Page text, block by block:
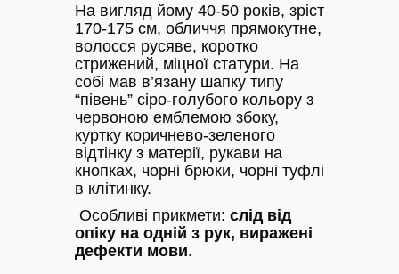
На вигляд йому 40-50 років, зріст
170-175 см, обличчя прямокутне,
волосся русяве, коротко
стрижений, міцної статури. На
собі мав в’язану шапку типу
“півень” сіро-голубого кольору з
червоною емблемою збоку,
куртку коричнево-зеленого
відтінку з матерії, рукави на
кнопках, чорні брюки, чорні туфлі
в клітинку.
Особливі прикмети: слід від
опіку на одній з рук, виражені
дефекти мови.